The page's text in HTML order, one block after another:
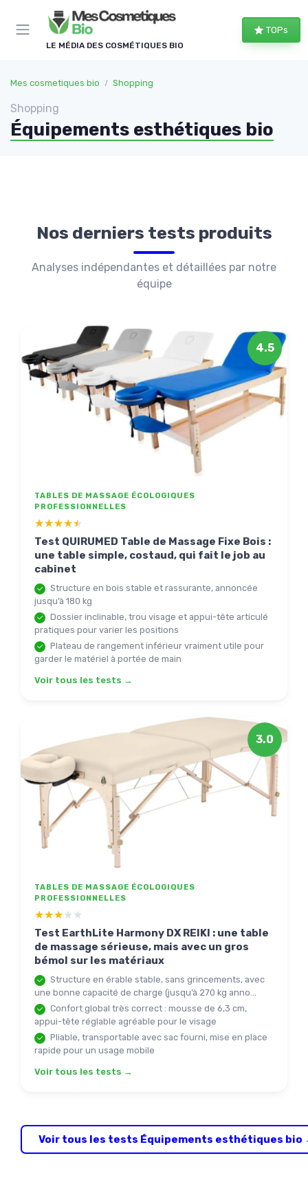
LE MÉDIA DES COSMÉTIQUES BIO
TOPs
Mes cosmetiques bio Shopping
Shopping
Équipements esthétiques bio
Nos derniers tests produits
Analyses indépendantes et détaillées par notre
équipe
4.5
TABLES DE MASSAGE ÉCOLOGIQUES
PROFESSIONNELLES
★★★★★
★★★★★
Test QUIRUMED Table de Massage Fixe Bois :
une table simple, costaud, qui fait le job au
cabinet
Structure en bois stable et rassurante, annoncée
jusqu’à 180 kg
Dossier inclinable, trou visage et appui-tête articulé
pratiques pour varier les positions
Plateau de rangement inférieur vraiment utile pour
garder le matériel à portée de main
Voir tous les tests →
3.0
TABLES DE MASSAGE ÉCOLOGIQUES
PROFESSIONNELLES
★★★★★
★★★★★
Test EarthLite Harmony DX REIKI : une table
de massage sérieuse, mais avec un gros
bémol sur les matériaux
Structure en érable stable, sans grincements, avec
une bonne capacité de charge (jusqu’à 270 kg anno...
Confort global très correct : mousse de 6,3 cm,
appui-tête réglable agréable pour le visage
Pliable, transportable avec sac fourni, mise en place
rapide pour un usage mobile
Voir tous les tests →
Voir tous les tests Équipements esthétiques bio
Panneau de gestion des cookies